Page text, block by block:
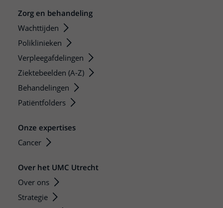
Zorg en behandeling
Wachttijden
Poliklinieken
Verpleegafdelingen
Ziektebeelden (A-Z)
Behandelingen
Patiëntfolders
Onze expertises
Cancer
Over het UMC Utrecht
Over ons
Strategie